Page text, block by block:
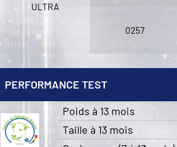
ULTRA
0257
PERFORMANCE TEST
Poids à 13 mois
Taille à 13 mois